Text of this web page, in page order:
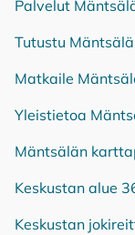
Palvelut
Tutustu
Matkaile
Yleistietoa
Mäntsälän
Keskustan alue
Keskustan